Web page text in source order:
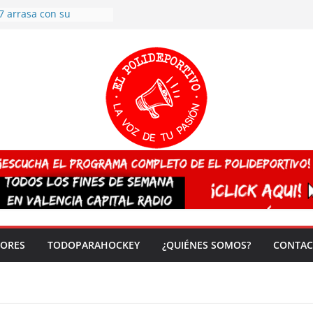
arrasa con su
España sub20
del mundo
vez!
TODOPARAHOCKEY ¿QUIÉNES SOMOS?